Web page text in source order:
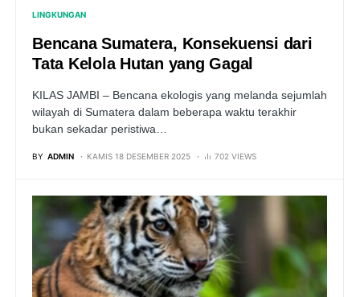
LINGKUNGAN
Bencana Sumatera, Konsekuensi dari
Tata Kelola Hutan yang Gagal
KILAS JAMBI – Bencana ekologis yang melanda sejumlah
wilayah di Sumatera dalam beberapa waktu terakhir
bukan sekadar peristiwa…
BY ADMIN KAMIS 18 DESEMBER 2025 702 VIEWS